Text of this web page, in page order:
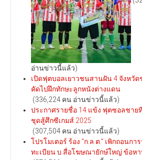
อ่านข่าวนี้แล้ว)
เปิดฟุตบอลเยาวชนสานฝัน 4 จังหวั
คัดไปฝึกทักษะลูกหนังต่างแดน
(336,224 คน อ่านข่าวนี้แล้ว)
ประกาศรายชื่อ 14 แข้ง ฟุตซอลชาย
ชุดสู้ศึกซีเกมส์ 2025
(307,504 คน อ่านข่าวนี้แล้ว)
โปรโมเตอร์ ร้อง “ก.ล.ต.” เพิกถอนกา
ทะเบียน บ.สื่อโฆษณายักษ์ใหญ่ ข้อหา